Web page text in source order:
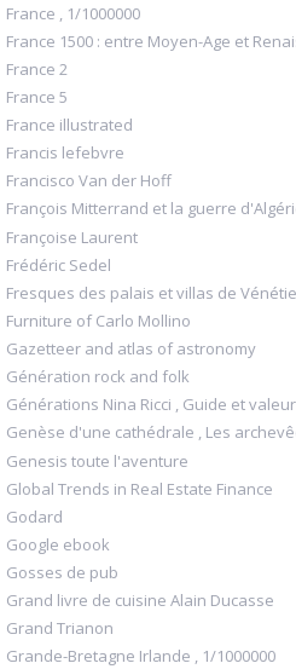
France , 1/1000000
France 1500 : entre Moyen-Age et
France 2
France 5
France illustrated
Francis lefebvre
Francisco Van der Hoff
François Mitterrand et la guerre
Françoise Laurent
Frédéric Sedel
Fresques des palais et villas de Vénétie
Furniture of Carlo Mollino
Gazetteer and atlas of astronomy
Génération rock and folk
Générations Nina Ricci , Guide et valeur
Genèse d'une cathédrale , Les
Genesis toute l'aventure
Global Trends in Real Estate Finance
Godard
Google ebook
Gosses de pub
Grand livre de cuisine Alain Ducasse
Grand Trianon
Grande-Bretagne Irlande , 1/1000000